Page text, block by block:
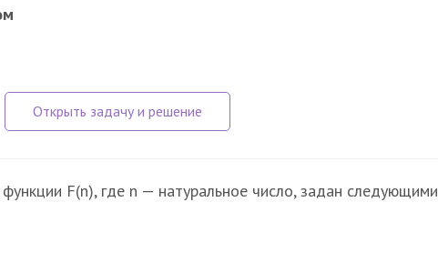
F(n), где n — натуральное число, задан следующими